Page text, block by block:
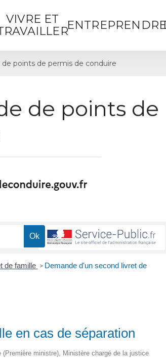
VIVRE ET
points de permis de conduire
de points de
de famille > Demande d'un second livret de
en cas de séparation
ministre), Ministère chargé de la justice